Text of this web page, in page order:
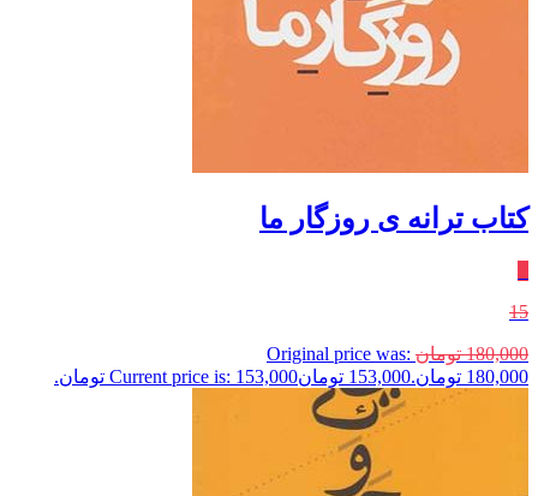
کتاب ترانه ی روزگار ما
15
180,000 تومان Original price was:
180,000 تومان.
153,000 تومانCurrent price is: 153,000 تومان.